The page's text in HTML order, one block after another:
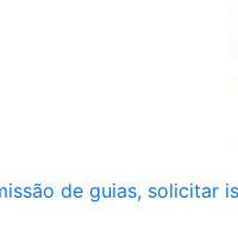
de guias, solicitar